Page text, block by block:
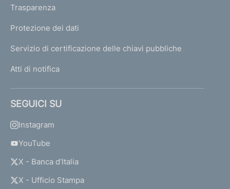
Trasparenza
Protezione dei dati
Servizio di certificazione delle chiavi pubbliche
Atti di notifica
SEGUICI SU
Instagram
YouTube
X - Banca d’Italia
X - Ufficio Stampa